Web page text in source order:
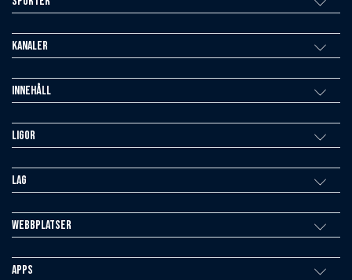
Kanaler
Innehåll
Ligor
Lag
Webbplatser
Apps